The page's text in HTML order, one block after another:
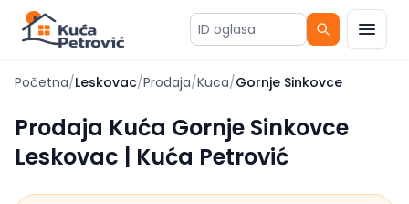
ID oglasa
Početna/Leskovac/Prodaja/Kuca/Gornje Sinkovce
Prodaja Kuća Gornje Sinkovce
Leskovac | Kuća Petrović